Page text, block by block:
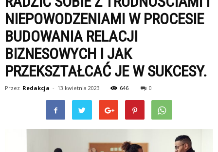
NIEPOWODZENIAMI W PROCESIE
BUDOWANIA RELACJI
BIZNESOWYCH I JAK
PRZEKSZTAŁCAĆ JE W SUKCESY.
Przez Redakcja - 13 kwietnia 2023 646 0